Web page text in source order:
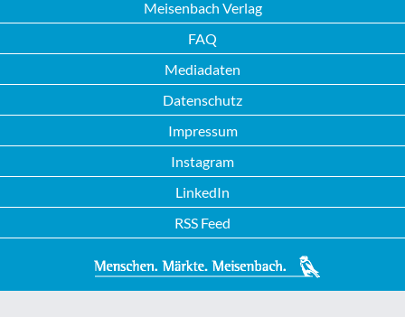
Meisenbach Verlag
FAQ
Mediadaten
Datenschutz
Impressum
Instagram
LinkedIn
RSS Feed